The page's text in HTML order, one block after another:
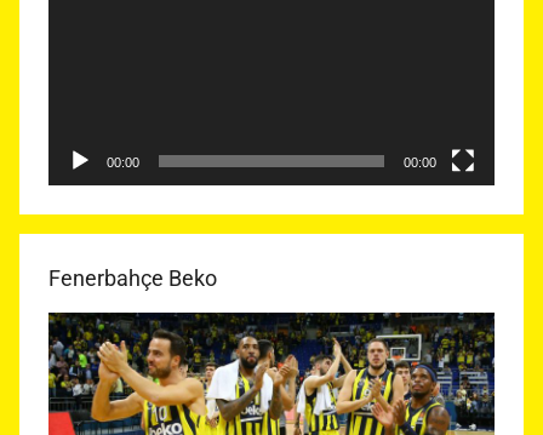
00:00 00:00
Fenerbahçe Beko